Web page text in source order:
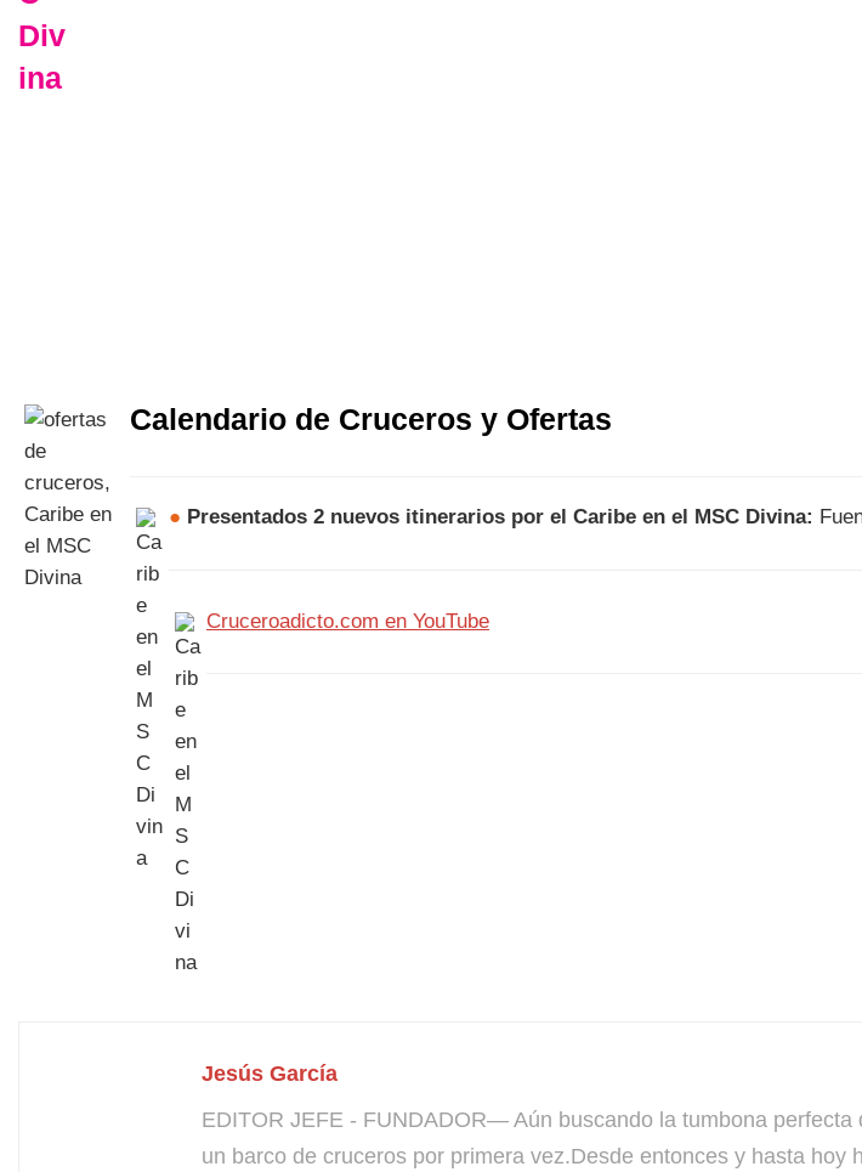
Calendario de Cruceros y Ofertas
● Presentados 2 nuevos itinerarios por el Caribe en el MSC Divina:
Cruceroadicto.com en YouTube
Jesús García
EDITOR JEFE - FUNDADOR— Aún buscando la tumbona
un barco de cruceros por primera vez.Desde entonces y hasta